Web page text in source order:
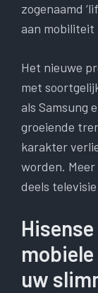
zogenaamd
aan mobiliteit
Het nieuwe
met
als Samsung
groeiende
karakter
worden.
deels
uw